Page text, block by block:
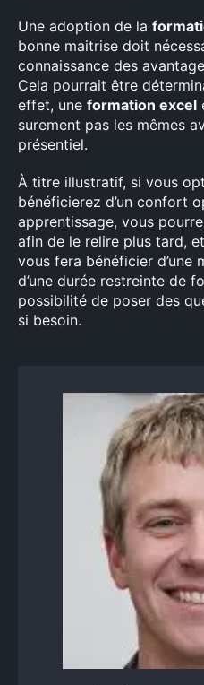
Une adoption de la
bonne maitrise doit
connaissance des
Cela pourrait être
effet, une formation excel
surement pas les mêmes
présentiel.
À titre illustratif, si vous
bénéficierez d’un confort
apprentissage, vous
afin de le relire plus tard,
vous fera bénéficier d’une
d’une durée restreinte de
possibilité de poser des
si besoin.